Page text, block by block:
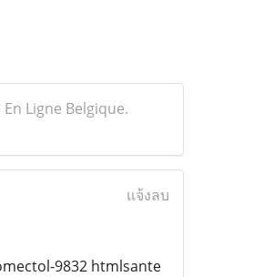
Ligne Belgique.
แจ้งลบ
9832 htmlsante